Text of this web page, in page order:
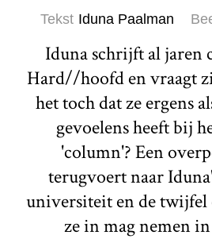
Tekst Iduna Paalman
Iduna schrijft al jaren
Hard//hoofd en vraagt
het toch dat ze ergens
gevoelens heeft bij
'column'? Een
terugvoert naar
universiteit en de twijfel
ze in mag nemen